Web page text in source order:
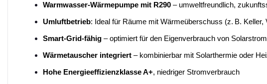
Warmwasser-Wärmepumpe mit R290 – umweltfreundlich,
Umluftbetrieb: Ideal für Räume mit Wärmeüberschuss (z. B.
Smart-Grid-fähig – optimiert für den Eigenverbrauch von Solarstrom
Wärmetauscher integriert – kombinierbar mit Solarthermie oder
Hohe Energieeffizienzklasse A+, niedriger Stromverbrauch